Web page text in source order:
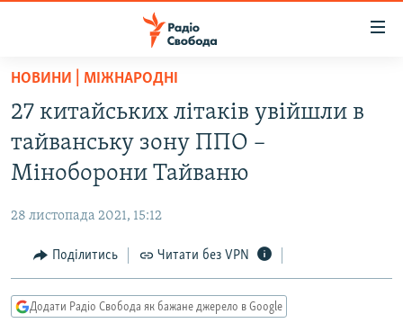
Перейти
основного
матеріалу
Перейти
до
основної
Перейти
до
пошуку
СТАТТІ
ЕКОНОМІКА
СУСПІЛЬСТВО
РОСІЙСЬКА «ФІЛЬТРАЦІЯ»
ДОНБАС.РЕАЛІЇ
ТИ ЯК?
НОВИНИ | МІЖНАРОДНІ
27 китайських літаків увійшли в
тайванську зону ППО –
Міноборони Тайваню
28 листопада 2021, 15:12
Поділитись Читати без VPN
Додати Радіо Свобода як бажане джерело в Google